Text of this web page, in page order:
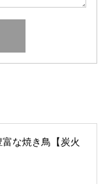
な焼き鳥【炭火